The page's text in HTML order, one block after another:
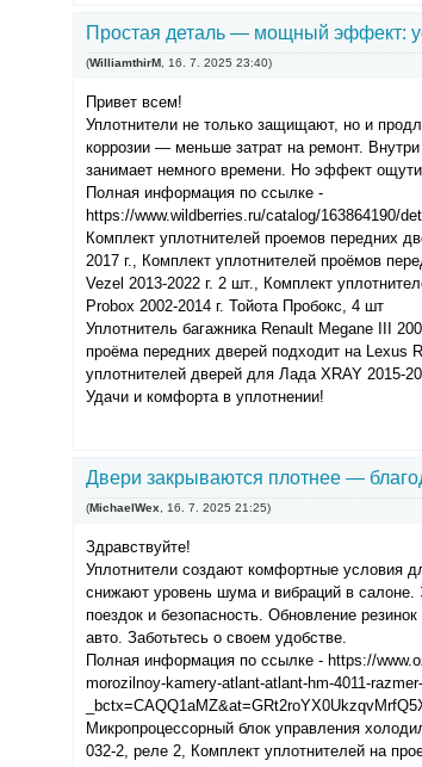
Простая деталь — мощный эффект:
(WilliamthirM 16. 7. 2025 23:40)
Привет всем!
Уплотнители не только защищают, но и
коррозии — меньше затрат на ремонт. Внутри
занимает немного времени. Но эффект
Полная информация по ссылке -
https://www.wildberries.ru/catalog/163864190/
Комплект уплотнителей проемов передних
2017 г., Комплект уплотнителей проёмов
Vezel 2013-2022 г. 2 шт., Комплект
Probox 2002-2014 г. Тойота Пробокс, 4 шт
Уплотнитель багажника Renault Megane III
проёма передних дверей подходит на Lexus
уплотнителей дверей для Лада XRAY 2015-
Удачи и комфорта в уплотнении!
Двери закрываются плотнее —
(MichaelWex 16. 7. 2025 21:25)
Здравствуйте!
Уплотнители создают комфортные условия
снижают уровень шума и вибраций в салоне.
поездок и безопасность. Обновление
авто. Заботьтесь о своем удобстве.
Полная информация по ссылке - https://
morozilnoy-kamery-atlant-atlant-hm-4011-
Микропроцессорный блок управления
032-2, реле 2, Комплект уплотнителей на